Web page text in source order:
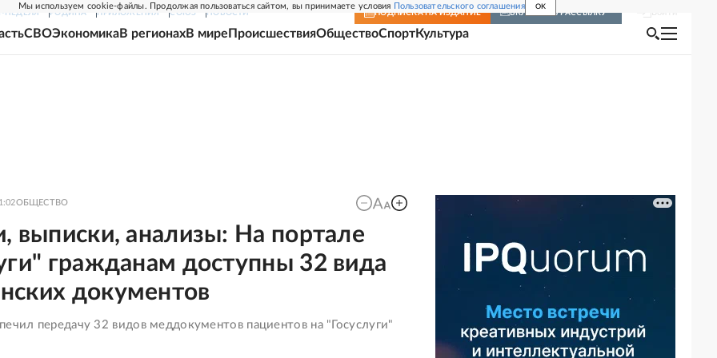
Мы используем cookie-файлы. Продолжая пользоваться сайтом, вы принимаете условия Пользовательского соглашения OK
НЕДЕЛЯ РОДИНА ПРИЛОЖЕНИЯ СОЮЗ НОВОСТИ ПОДПИСКА НА ИЗДАНИЕ ВКЛЮЧИТЬ РАССЫЛКУ
СВОЭкономикаВ регионахВ мире ПроисшествияОбществоСпортКультура
ОБЩЕСТВО
выписки, анализы: На портале
гражданам доступны 32 вида
документов
передачу 32 видов меддокументов пациентов на "Госуслуги"